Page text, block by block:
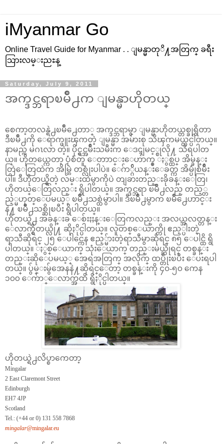
iMyanmar Go
Online Travel Guide for Myanmar . . ျမန္မာတုိ႔အတြက္ ခရီး
သြားလမ္းညႊန္
Saturday, July 9, 2011
အက္ဒင္ဘရာၿမိဳ႕က ျမန္မာဟိုတယ္
စေကာ့တလန္ရဲ႕ၿမိဳ႕ေတာ္ အက္ဒင္ဘရာမွာ ျမန္မာဟိုတယ္တစ္ခုရွိတာ
ဒီၿမိဳ႕ကို ေရာက္ဖူးၾကတဲ့ ျမန္မာ အမ်ားစု သိၾကမယ္ထင္ပါတယ္။
နာမည္က မဂၤလာ တဲ့။ ပိုင္ရွင္အမ်ိဳးသမီးက ေဒၚျမင့္စုလို႔ သိရပါတ
ယ္။ ဟိုတယ္ကေတာ့ ပုံစံတူ ေတာာင္းေဟာက္စ္ ႏွစ္ထပ္ အိမ္ခန္း
တြဲေတြထဲက အိမ္တြဲ တစ္လုံးပါပဲ။ ေဂ်ာ္ဂ်ိယန္းေခတ္က အိမ္ပုံစံမ်ိဳး
ပါ။ ဒီဟိုတယ္ရွိတဲ့ လမ္းထဲမွာကိုပဲ တျခားတည္းခိုခန္းေတြ၊
ဟိုတယ္ေတြလည္း ရွိပါတယ္။ အက္ဒင္ဘရာ ၿမိဳ႕လည္ တည့္တ
ည့္မဟုတ္ေပမယ့္ ၿမိဳ႕သစ္ထဲမွာပါ။ ဒီၿမိဳ႕မွာက ၿမိဳ႕ေဟာင္း
နဲ႔ ၿမိဳ႕သစ္ဆိုၿပီး ရွိပါတယ္။
ဟိုတယ္ရဲ႕ အခန္းခ ေစ်းႏႈန္းေတြကလည္း အလယ္အလတ္တန္း
ေလာက္ရွိတယ္လို႔ ဆိုႏိုင္ပါတယ္။ လူတစ္ေယာက္ကို ဧည့္ပါးတဲ့
ရာသီဆိုရင္ ၂၅ ေပါင္ကေန ဧည့္မ်ားတဲ့ရာသီမွာဆိုရင္ ၈၅ ေပါင္ထိ ရွိ
ပါတယ္။ ႏွစ္ေယာက္ သုံးေယာက္ တည္းမယ္ဆိုရင္ တစ္ခန္း
တည္းဆိုေပမယ့္ အေရအတြက္ အလိုက္ ထပ္တိုးၿပီး ေပးရပါ
တယ္။ ပ်ွမ္းမွ်အေနနဲ႔ဆိုရင္ေတာ့ တစ္ခန္းကို ၄၀-၅၀ ကေန
၁၀၀ ေက်ာ္ေလာက္အထိ ရွိႏိုင္ပါတယ္။
ဟိုတယ္ရဲ႕လိပ္စာကေတာ့
Mingalar
2 East Claremont Street
Edinburgh
EH7 4JP
Scotland
Tel.: (+44 or 0) 131 558 7868
mingalar@mingalar.eu